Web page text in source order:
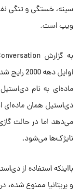
سینه، خستگی و تنگی
ویپ است.
اوایل
دی‌استیل همان
می‌دهد اما در حالت
نایژک‌ها می‌شود.
بااینکه استفاده از
و بریتانیا ممنوع شده،